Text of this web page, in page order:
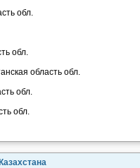
обл.
обл.
область обл.
обл.
обл.